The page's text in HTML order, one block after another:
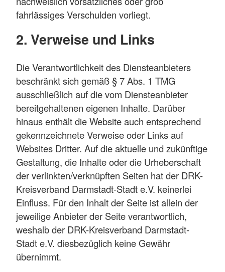
fahrlässiges Verschulden vorliegt.
2. Verweise und Links
Die Verantwortlichkeit des Diensteanbieters
beschränkt sich gemäß § 7 Abs. 1 TMG
ausschließlich auf die vom Diensteanbieter
bereitgehaltenen eigenen Inhalte. Darüber
hinaus enthält die Website auch entsprechend
gekennzeichnete Verweise oder Links auf
Websites Dritter. Auf die aktuelle und zukünftige
Gestaltung, die Inhalte oder die Urheberschaft
der verlinkten/verknüpften Seiten hat der DRK-
Kreisverband Darmstadt-Stadt e.V. keinerlei
Einfluss. Für den Inhalt der Seite ist allein der
jeweilige Anbieter der Seite verantwortlich,
weshalb der DRK-Kreisverband Darmstadt-
Stadt e.V. diesbezüglich keine Gewähr
übernimmt.